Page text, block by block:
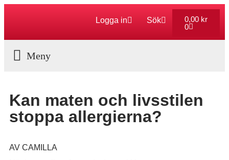
Logga in Sök 0,00 kr
0
Kan maten och livsstilen
stoppa allergierna?
AV CAMILLA